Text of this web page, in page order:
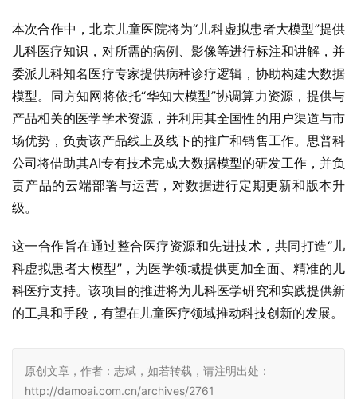
本次合作中，北京儿童医院将为“儿科虚拟患者大模型”提供
儿科医疗知识，对所需的病例、影像等进行标注和讲解，并
委派儿科知名医疗专家提供病种诊疗逻辑，协助构建大数据
模型。同方知网将依托“华知大模型”协调算力资源，提供与
产品相关的医学学术资源，并利用其全国性的用户渠道与市
场优势，负责该产品线上及线下的推广和销售工作。思普科
公司将借助其AI专有技术完成大数据模型的研发工作，并负
责产品的云端部署与运营，对数据进行定期更新和版本升
级。
这一合作旨在通过整合医疗资源和先进技术，共同打造“儿
科虚拟患者大模型”，为医学领域提供更加全面、精准的儿
科医疗支持。该项目的推进将为儿科医学研究和实践提供新
的工具和手段，有望在儿童医疗领域推动科技创新的发展。
原创文章，作者：志斌，如若转载，请注明出处：
http://damoai.com.cn/archives/2761